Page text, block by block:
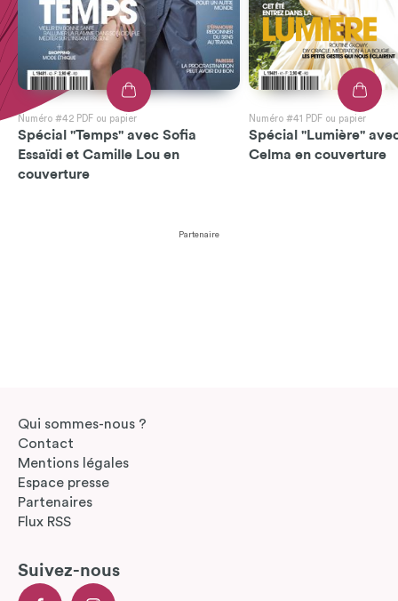
Numéro #42 PDF ou papier
Spécial "Temps" avec Sofia
Essaïdi et Camille Lou en
couverture
Numéro #41 PDF ou papier
Spécial "Lumière"
Celma en couverture
Partenaire
Qui sommes-nous ?
Contact
Mentions légales
Espace presse
Partenaires
Flux RSS
Suivez-nous